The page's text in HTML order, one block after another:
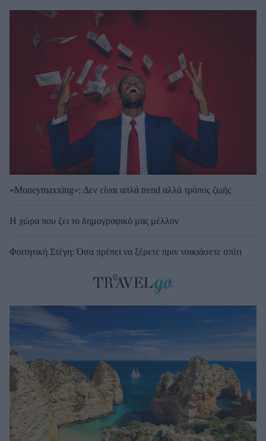
«Moneymaxxing»: Δεν είναι απλά trend αλλά τρόπος ζωής
Η χώρα που ζει το δημογραφικό μας μέλλον
Φοιτητική Στέγη: Όσα πρέπει να ξέρετε πριν νοικιάσετε σπίτι